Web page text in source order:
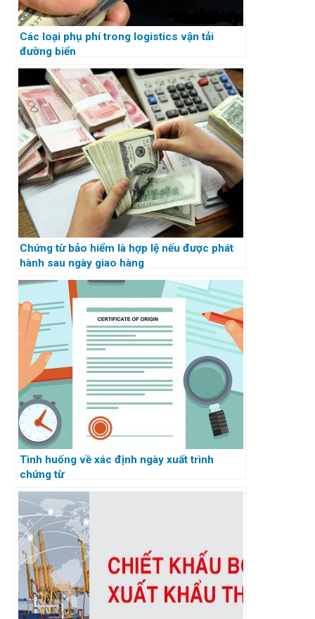
Các loại phụ phí trong logistics vận tải
đường biển
Chứng từ bảo hiểm là hợp lệ nếu được phát
hành sau ngày giao hàng
Tình huống về xác định ngày xuất trình
chứng từ